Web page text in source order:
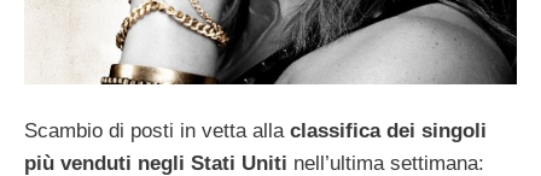
Scambio di posti in vetta allaclassifica dei singoli
più venduti negli Stati Uniti nell’ultima settimana: